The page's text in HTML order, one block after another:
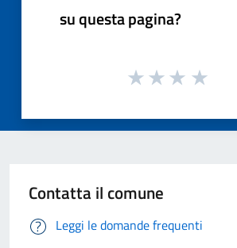
su questa pagina?
Contatta il comune
Leggi le domande frequenti